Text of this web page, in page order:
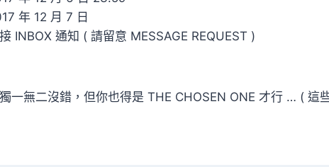
年 12 月 7 日
INBOX 通知 ( 請留意 MESSAGE REQUEST )
一無二沒錯，但你也得是 THE CHOSEN ONE 才行 … ( 這